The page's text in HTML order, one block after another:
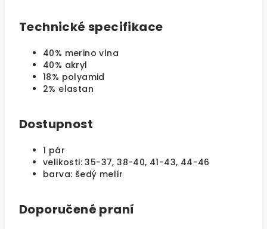
Technické specifikace
40% merino vlna
40% akryl
18% polyamid
2% elastan
Dostupnost
1 pár
velikosti: 35-37, 38-40, 41-43, 44-46
barva: šedý melír
Doporučené praní